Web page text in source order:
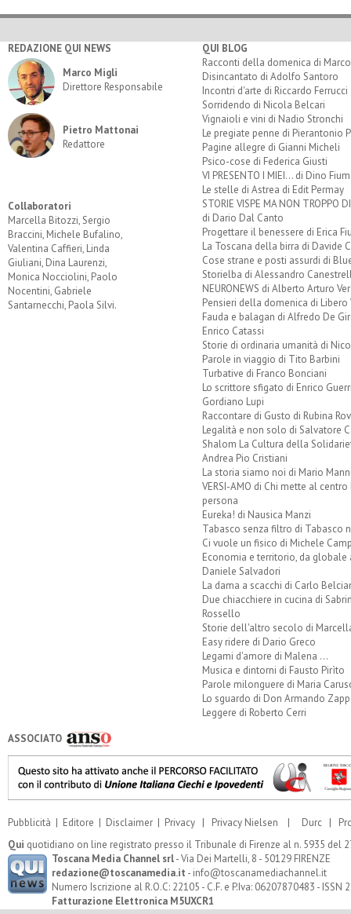
REDAZIONE QUI NEWS
Marco Migli
Direttore Responsabile
Pietro Mattonai
Redattore
Collaboratori
Marcella Bitozzi, Sergio
Braccini, Michele Bufalino,
Valentina Caffieri, Linda
Giuliani, Dina Laurenzi,
Monica Nocciolini, Paolo
Nocentini, Gabriele
Santarnecchi, Paola Silvi.
QUI BLOG
Racconti della domenica di
Disincantato di Adolfo Santoro
Incontri d'arte di Riccardo Ferrucci
Sorridendo di Nicola Belcari
Vignaioli e vini di Nadio Stronchi
Le pregiate penne di Pierantonio
Pagine allegre di Gianni Micheli
Psico-cose di Federica Giusti
VI PRESENTO I MIEI... di Dino
Le stelle di Astrea di Edit Permay
STORIE VISPE MA NON TROPPO
di Dario Dal Canto
Progettare il benessere di Erica
La Toscana della birra di Davide
Cose strane e posti assurdi di
Storielba di Alessandro
NEURONEWS di Alberto Arturo
Pensieri della domenica di Libero
Fauda e balagan di Alfredo De
Enrico Catassi
Storie di ordinaria umanità di
Parole in viaggio di Tito Barbini
Turbative di Franco Bonciani
Lo scrittore sfigato di Enrico
Gordiano Lupi
Raccontare di Gusto di Rubina
Legalità e non solo di Salvatore
Shalom La Cultura della
Andrea Pio Cristiani
La storia siamo noi di Mario
VERSI-AMO di Chi mette al centro
persona
Eureka! di Nausica Manzi
Tabasco senza filtro di Tabasco
Ci vuole un fisico di Michele
Economia e territorio, da globale
Daniele Salvadori
La dama a scacchi di Carlo
Due chiacchiere in cucina di
Rossello
Storie dell'altro secolo di
Easy ridere di Dario Greco
Legami d'amore di Malena ...
Musica e dintorni di Fausto Pirìto
Parole milonguere di Maria
Lo sguardo di Don Armando
Leggere di Roberto Cerri
ASSOCIATO
Pubblicità | Editore | Disclaimer | Privacy | Privacy Nielsen | Durc |
Qui quotidiano on line registrato presso il Tribunale di Firenze al n. 5935 del
Toscana Media Channel srl- Via Dei Martelli, 8 - 50129 FIRENZE
redazione@toscanamedia.it - info@toscanamediachannel.it
Numero Iscrizione al R.O.C: 22105 - C.F. e P.Iva: 06207870483 - ISSN
Fatturazione Elettronica M5UXCR1